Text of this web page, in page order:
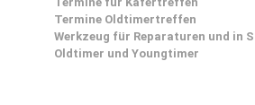
Termine Oldtimertreffen
Werkzeug für Reparaturen und in
Oldtimer und Youngtimer